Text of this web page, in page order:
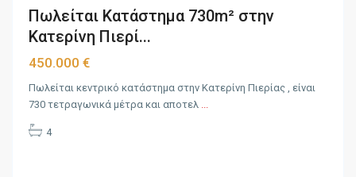
Πωλείται Κατάστημα 730m² στην
Κατερίνη Πιερί...
450.000 €
Πωλείται κεντρικό κατάστημα στην Κατερίνη Πιερίας , είναι
730 τετραγωνικά μέτρα και αποτελ
4